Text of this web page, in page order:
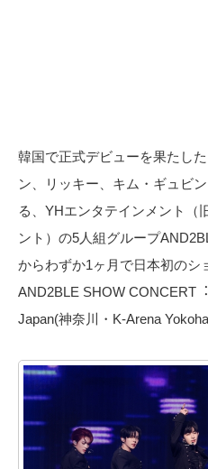
韓国で正式デビューを果たし
ン、リッキー、キム・ギュビ
る、YHエンタテインメント（
ント）の5人組グループ
からわずか1ヶ月で日本初のシ
AND2BLE SHOW
Japan(神奈川・K-Arena